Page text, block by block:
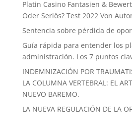
Platin Casino Fantasien &
Oder Seriös? Test 2022 Von
Sentencia sobre pérdida de
Guía rápida para entender los
administración. Los 7 puntos
INDEMNIZACIÓN POR
LA COLUMNA VERTEBRAL: EL
NUEVO BAREMO.
LA NUEVA REGULACIÓN DE LA